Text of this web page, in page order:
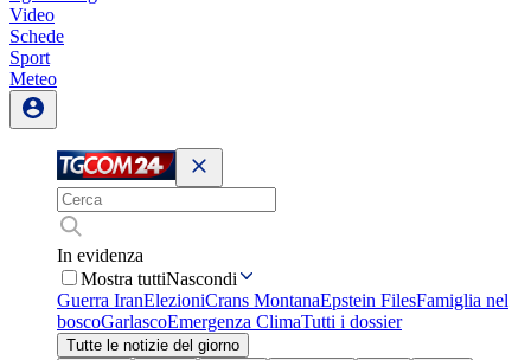
Video
Schede
Sport
Meteo
In evidenza
Mostra tuttiNascondi
Guerra IranElezioniCrans MontanaEpstein FilesFamiglia nel
boscoGarlascoEmergenza ClimaTutti i dossier
Tutte le notizie del giorno